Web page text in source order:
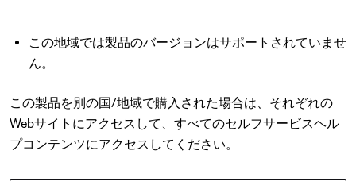
この地域では製品のバージョンはサポートされていませ
ん。
この製品を別の国/地域で購入された場合は、それぞれの
Webサイトにアクセスして、すべてのセルフサービスヘル
プコンテンツにアクセスしてください。